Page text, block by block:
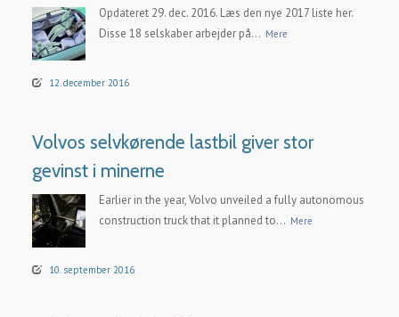
Opdateret 29. dec. 2016. Læs den nye 2017 liste her.
Disse 18 selskaber arbejder på... Mere
12. december 2016
Volvos selvkørende lastbil giver stor
gevinst i minerne
Earlier in the year, Volvo unveiled a fully autonomous
construction truck that it planned to... Mere
10. september 2016